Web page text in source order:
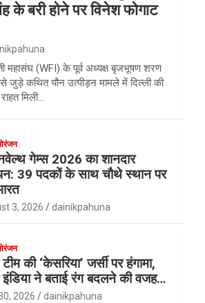
के बरी होने पर विनेश फोगाट
महासंघ (WFI) के पूर्व अध्यक्ष बृजभूषण शरण
से जुड़े कथित यौन उत्पीड़न मामले में दिल्ली की
मिली…
गेम्स 2026 का शानदार
39 पदकों के साथ चौथे स्थान पर
3, 2026 dainikpahuna
टीम की ‘केसरिया’ जर्सी पर हंगामा,
इंडिया ने बताई रंग बदलने की वजह…
2026 dainikpahuna